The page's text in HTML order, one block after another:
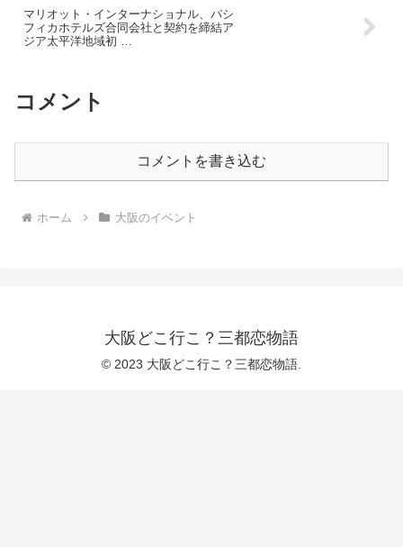
マリオット・インターナショナル、パシ
フィカホテルズ合同会社と契約を締結ア
ジア太平洋地域初 …
コメント
コメントを書き込む
ホーム 大阪のイベント
大阪どこ行こ？三都恋物語
© 2023 大阪どこ行こ？三都恋物語.